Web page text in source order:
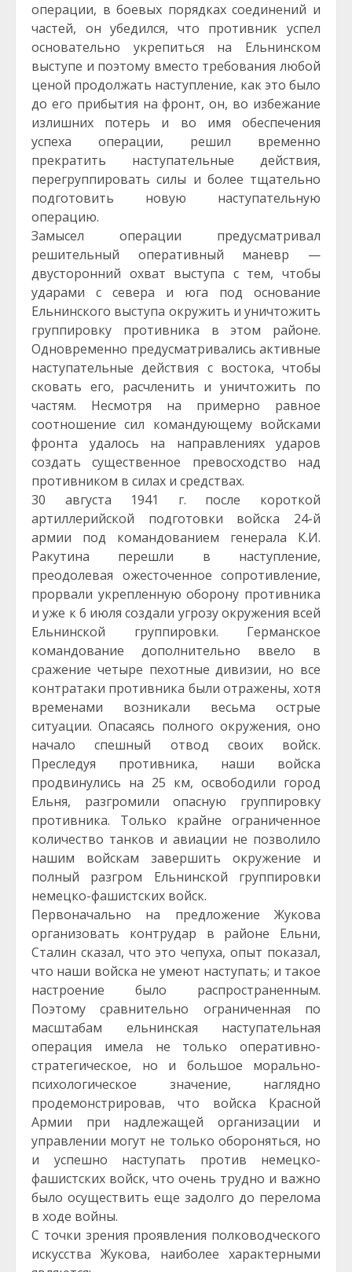
операции, в боевых порядках соединений и
частей, он убедился, что противник успел
основательно укрепиться на Ельнинском
выступе и поэтому вместо требования любой
ценой продолжать наступление, как это было
до его прибытия на фронт, он, во избежание
излишних потерь и во имя обеспечения
успеха операции, решил временно
прекратить наступательные действия,
перегруппировать силы и более тщательно
подготовить новую наступательную
операцию.
Замысел операции предусматривал
решительный оперативный маневр —
двусторонний охват выступа с тем, чтобы
ударами с севера и юга под основание
Ельнинского выступа окружить и уничтожить
группировку противника в этом районе.
Одновременно предусматривались активные
наступательные действия с востока, чтобы
сковать его, расчленить и уничтожить по
частям. Несмотря на примерно равное
соотношение сил командующему войсками
фронта удалось на направлениях ударов
создать существенное превосходство над
противником в силах и средствах.
30 августа 1941 г. после короткой
артиллерийской подготовки войска 24-й
армии под командованием генерала К.И.
Ракутина перешли в наступление,
преодолевая ожесточенное сопротивление,
прорвали укрепленную оборону противника
и уже к 6 июля создали угрозу окружения всей
Ельнинской группировки. Германское
командование дополнительно ввело в
сражение четыре пехотные дивизии, но все
контратаки противника были отражены, хотя
временами возникали весьма острые
ситуации. Опасаясь полного окружения, оно
начало спешный отвод своих войск.
Преследуя противника, наши войска
продвинулись на 25 км, освободили город
Ельня, разгромили опасную группировку
противника. Только крайне ограниченное
количество танков и авиации не позволило
нашим войскам завершить окружение и
полный разгром Ельнинской группировки
немецко-фашистских войск.
Первоначально на предложение Жукова
организовать контрудар в районе Ельни,
Сталин сказал, что это чепуха, опыт показал,
что наши войска не умеют наступать; и такое
настроение было распространенным.
Поэтому сравнительно ограниченная по
масштабам ельнинская наступательная
операция имела не только оперативно-
стратегическое, но и большое морально-
психологическое значение, наглядно
продемонстрировав, что войска Красной
Армии при надлежащей организации и
управлении могут не только обороняться, но
и успешно наступать против немецко-
фашистских войск, что очень трудно и важно
было осуществить еще задолго до перелома
в ходе войны.
С точки зрения проявления полководческого
искусства Жукова, наиболее характерными